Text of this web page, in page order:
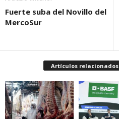
Fuerte suba del Novillo del
MercoSur
Artículos relacionados